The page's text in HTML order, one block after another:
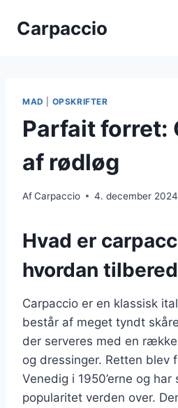
Carpaccio
MAD OPSKRIFTER
Parfait forret:
af rødløg
AfCarpaccio 4. december 2024
Hvad er
hvordan
Carpaccio er en klassisk
består af meget tyndt
der serveres med en
og dressinger. Retten blev
Venedig i 1950’erne og
popularitet verden over.